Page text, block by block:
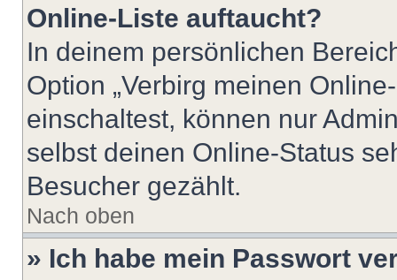
Online-Liste auftaucht?
In deinem persönlichen
Option „Verbirg meinen
einschaltest, können nur
selbst deinen Online-Status
Besucher gezählt.
Nach oben
» Ich habe mein Passwort